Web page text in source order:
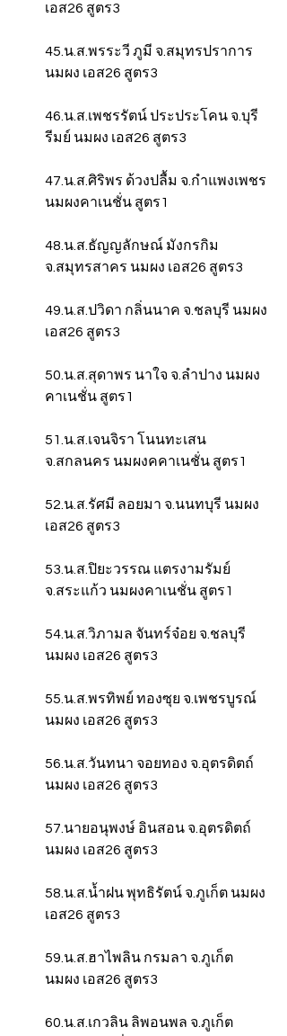
เอส26 สูตร3
45.น.ส.พรระวี ภูมี จ.สมุทรปราการ
นมผง เอส26 สูตร3
46.น.ส.เพชรรัตน์ ประประโคน จ.บุรี
รีมย์ นมผง เอส26 สูตร3
47.น.ส.ศิริพร ด้วงปลื้ม จ.กำแพงเพชร
นมผงคาเนชั่น สูตร1
48.น.ส.ธัญญลักษณ์ มังกรกิม
จ.สมุทรสาคร นมผง เอส26 สูตร3
49.น.ส.ปวิดา กลิ่นนาค จ.ชลบุรี นมผง
เอส26 สูตร3
50.น.ส.สุดาพร นาใจ จ.ลำปาง นมผง
คาเนชั่น สูตร1
51.น.ส.เจนจิรา โนนทะเสน
จ.สกลนคร นมผงคคาเนชั่น สูตร1
52.น.ส.รัศมี ลอยมา จ.นนทบุรี นมผง
เอส26 สูตร3
53.น.ส.ปิยะวรรณ แตรงามรัมย์
จ.สระแก้ว นมผงคาเนชั่น สูตร1
54.น.ส.วิภามล จันทร์จ๋อย จ.ชลบุรี
นมผง เอส26 สูตร3
55.น.ส.พรทิพย์ ทองซุย จ.เพชรบูรณ์
นมผง เอส26 สูตร3
56.น.ส.วันทนา จอยทอง จ.อุตรดิตถ์
นมผง เอส26 สูตร3
57.นายอนุพงษ์ อินสอน จ.อุตรดิตถ์
นมผง เอส26 สูตร3
58.น.ส.น้ำฝน พุทธิรัตน์ จ.ภูเก็ต นมผง
เอส26 สูตร3
59.น.ส.ฮาไพลิน กรมลา จ.ภูเก็ต
นมผง เอส26 สูตร3
60.น.ส.เกวลิน ลิพอนพล จ.ภูเก็ต